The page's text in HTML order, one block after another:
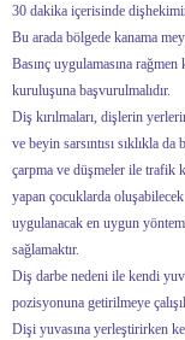
30 dakika içerisinde
Bu arada bölgede kanama
Basınç uygulamasına
kuruluşuna başvurulmalıdır.
Diş kırılmaları, dişlerin
ve beyin sarsıntısı sıklıkla
çarpma ve düşmeler ile trafik
yapan çocuklarda oluşabilecek
uygulanacak en uygun
sağlamaktır.
Diş darbe nedeni ile kendi
pozisyonuna getirilmeye
Dişi yuvasına yerleştirirken